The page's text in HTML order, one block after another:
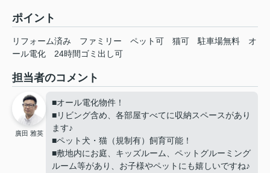
ポイント
リフォーム済み ファミリー ペット可 猫可 駐車場無料
オ
ール電化
24時間ゴミ出し可
担当者のコメント
廣田 雅英
■オール電化物件！
■リビング含め、各部屋すべてに収納スペースがあり
ます♪
■ペット犬・猫（規制有）飼育可能！
■敷地内にお庭、キッズルーム、ペットグルーミング
ルーム等があり、お子様やペットにも嬉しいですね♪